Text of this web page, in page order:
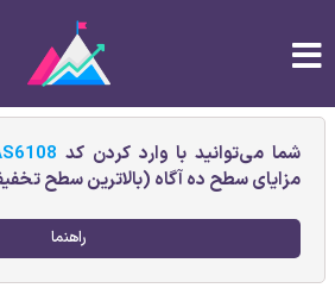
شما می‌توانید با وارد کردن کد
مزایای سطح ده آگاه (بالاترین سطح
راهنما